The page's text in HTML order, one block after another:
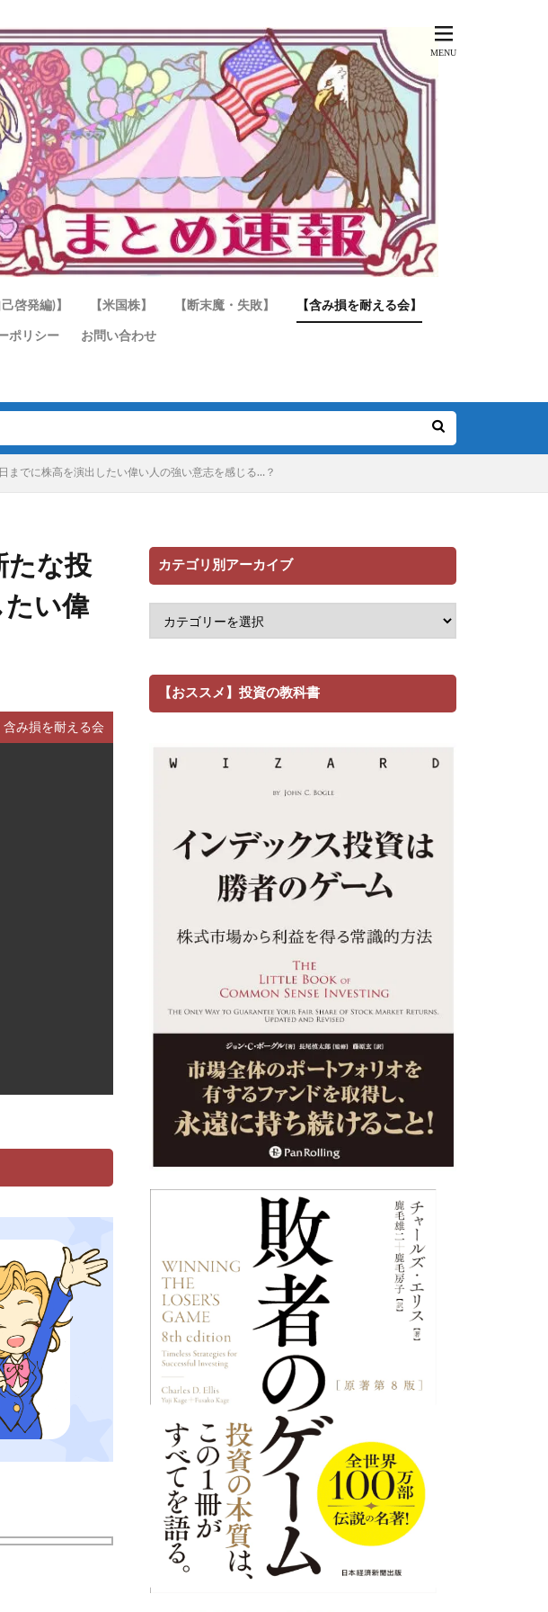
啓発編)】 【米国株】 【断末魔・失敗】 【含み損を耐える会】
ポリシー お問い合わせ
までに株高を演出したい偉い人の強い意志を感じる…？
たな投
たい偉
含み損を耐える会
カテゴリ別アーカイブ
【おススメ】投資の教科書